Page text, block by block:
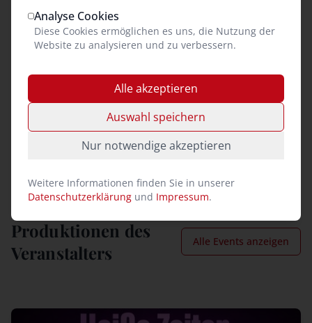
Facebook
weitere
Produktionen des
Veranstalters
Alle Events anzeigen
Analyse Cookies
Diese Cookies ermöglichen es uns, die Nutzung der
Website zu analysieren und zu verbessern.
Alle akzeptieren
Auswahl speichern
Nur notwendige akzeptieren
Weitere Informationen finden Sie in unserer
Datenschutzerklärung und Impressum.